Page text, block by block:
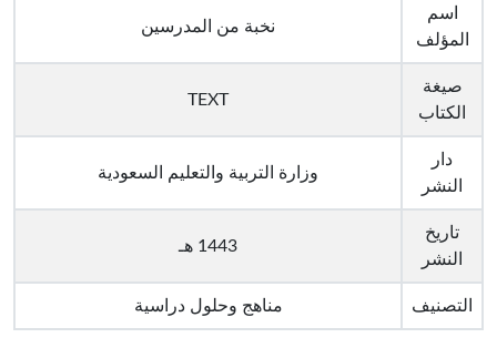
اسم
المؤلف
نخبة من المدرسين
صيغة
الكتاب
TEXT
دار
النشر
وزارة التربية والتعليم السعودية
تاريخ
النشر
1443 هـ
التصنيف مناهج وحلول دراسية